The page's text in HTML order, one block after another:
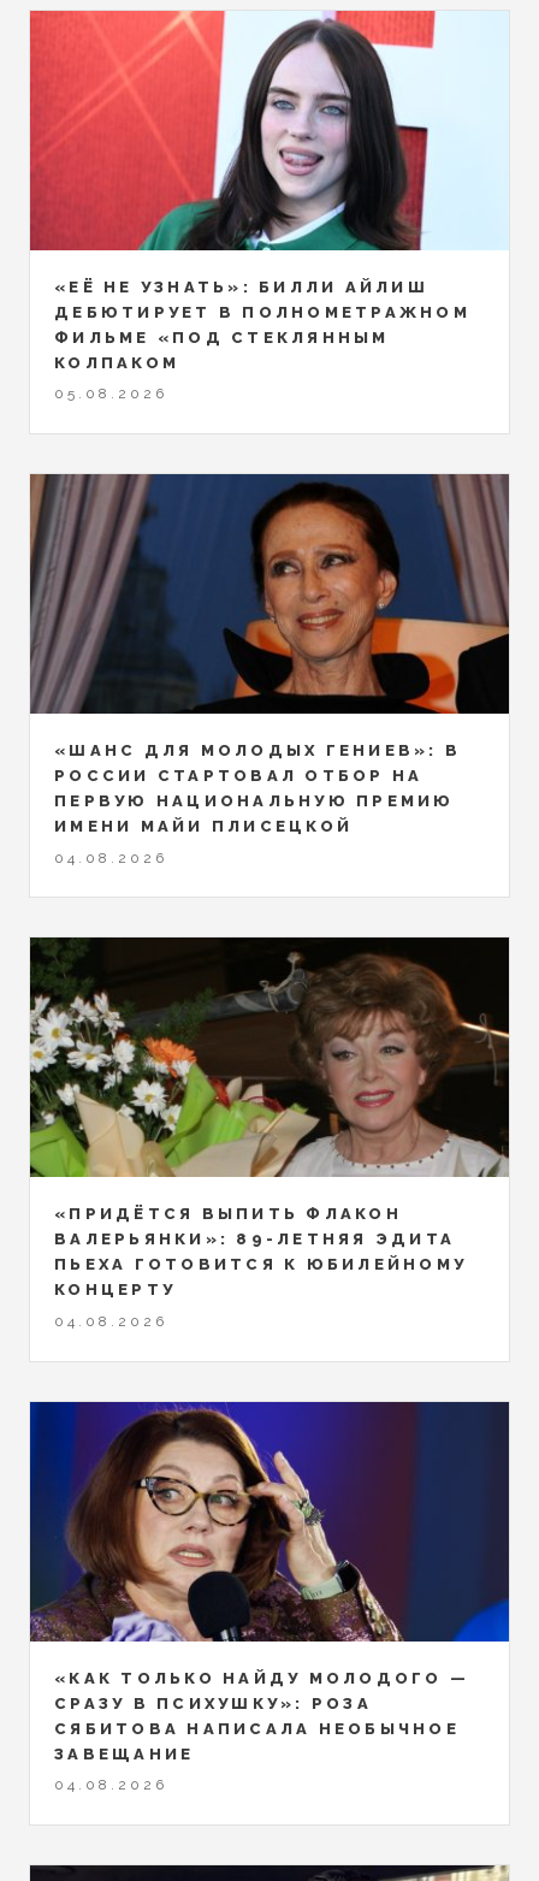
«ЕЁ НЕ УЗНАТЬ»: БИЛЛИ АЙЛИШ
ДЕБЮТИРУЕТ В ПОЛНОМЕТРАЖНОМ
ФИЛЬМЕ «ПОД СТЕКЛЯННЫМ
КОЛПАКОМ
05.08.2026
«ШАНС ДЛЯ МОЛОДЫХ ГЕНИЕВ»: В
РОССИИ СТАРТОВАЛ ОТБОР НА
ПЕРВУЮ НАЦИОНАЛЬНУЮ ПРЕМИЮ
ИМЕНИ МАЙИ ПЛИСЕЦКОЙ
04.08.2026
«ПРИДЁТСЯ ВЫПИТЬ ФЛАКОН
ВАЛЕРЬЯНКИ»: 89-ЛЕТНЯЯ ЭДИТА
ПЬЕХА ГОТОВИТСЯ К ЮБИЛЕЙНОМУ
КОНЦЕРТУ
04.08.2026
«КАК ТОЛЬКО НАЙДУ МОЛОДОГО —
СРАЗУ В ПСИХУШКУ»: РОЗА
СЯБИТОВА НАПИСАЛА НЕОБЫЧНОЕ
ЗАВЕЩАНИЕ
04.08.2026